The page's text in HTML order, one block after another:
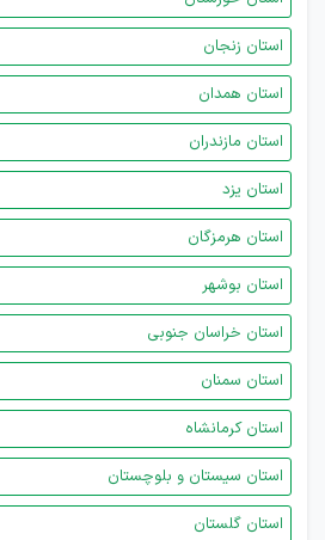
استان زنجان
استان همدان
استان مازندران
استان یزد
استان هرمزگان
استان بوشهر
استان خراسان جنوبی
استان سمنان
استان کرمانشاه
استان سیستان و بلوچستان
استان گلستان